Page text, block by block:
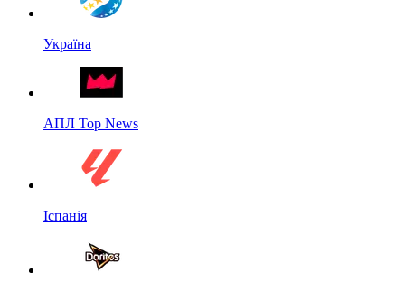
Україна
АПЛ Top News
Іспанія